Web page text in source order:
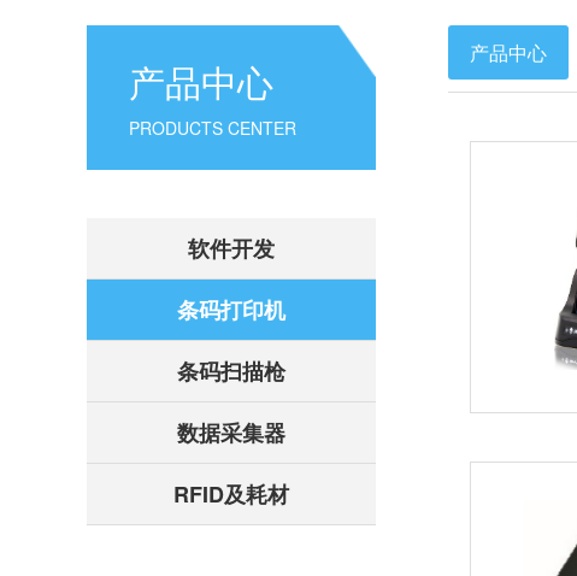
产品中心
PRODUCTS CENTER
软件开发
条码打印机
条码扫描枪
数据采集器
RFID及耗材
产品中心